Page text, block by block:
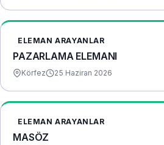
ELEMAN ARAYANLAR
PAZARLAMA ELEMANI
Körfez 25 Haziran 2026
ELEMAN ARAYANLAR
MASÖZ